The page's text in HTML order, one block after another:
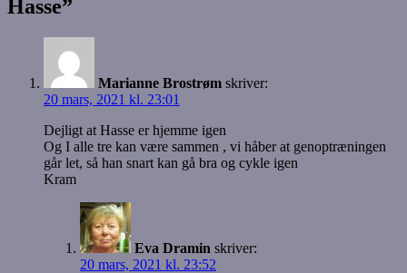
Hasse”
Marianne Brostrøm skriver:
20 mars, 2021 kl. 23:01
Dejligt at Hasse er hjemme igen
Og I alle tre kan være sammen , vi håber at genoptræningen
går let, så han snart kan gå bra og cykle igen
Kram
Eva Dramin skriver:
20 mars, 2021 kl. 23:52